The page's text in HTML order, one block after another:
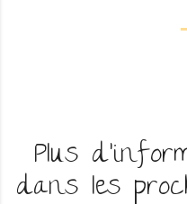
Plus
dans les